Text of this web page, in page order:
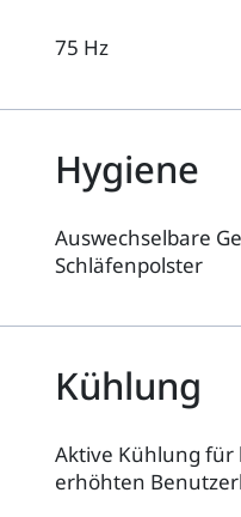
75 Hz
Hygiene
Auswechselbare
Schläfenpolster
Kühlung
Aktive Kühlung für
erhöhten